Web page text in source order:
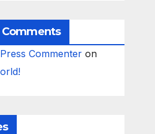
Comments
Commenteron